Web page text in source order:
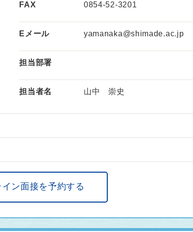
FAX 0854-52-3201
Eメール yamanaka@shimade.ac.jp
担当部署
担当者名 山中 崇史
ン面接を予約する